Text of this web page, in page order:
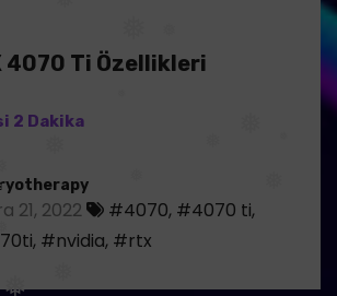
❅
❅
❅
❅
❅
4070 Ti Özellikleri
21, 2022 #4070, #4070 ti,
, #nvidia, #rtx